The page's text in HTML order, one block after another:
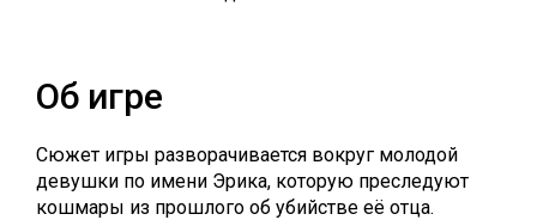
Об игре
Сюжет игры разворачивается вокруг молодой
девушки по имени Эрика, которую преследуют
кошмары из прошлого об убийстве её отца.